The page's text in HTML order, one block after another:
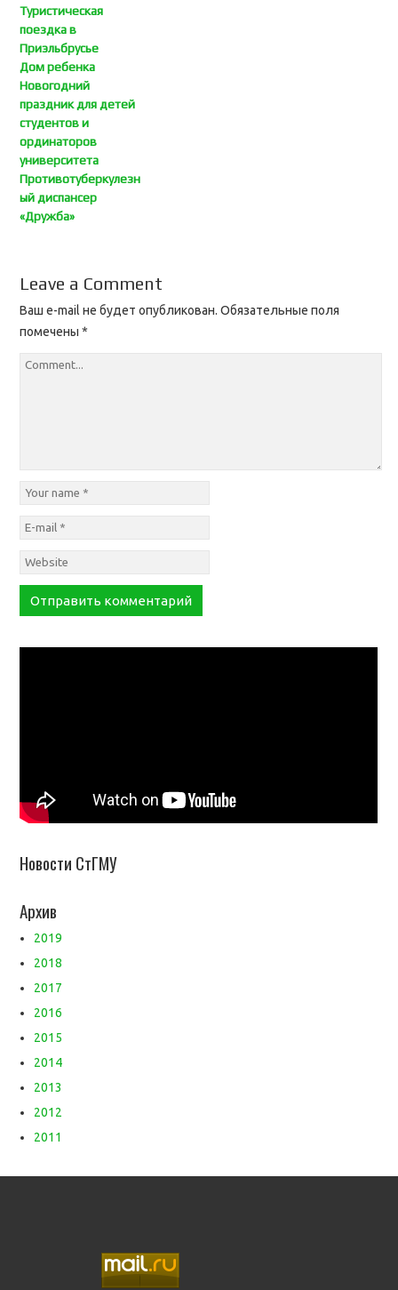
Туристическая
поездка в
Приэльбрусье
Дом ребенка
Новогодний
праздник для детей
студентов и
ординаторов
университета
Противотуберкулезн
ый диспансер
«Дружба»
Leave a Comment
Ваш e-mail не будет опубликован. Обязательные поля
помечены*
Новости СтГМУ
Архив
2019
2018
2017
2016
2015
2014
2013
2012
2011